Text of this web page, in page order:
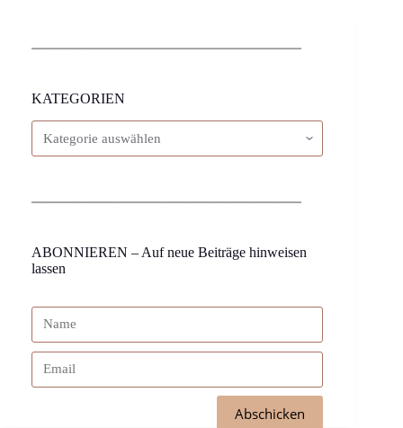
KATEGORIEN
ABONNIEREN – Auf neue Beiträge hinweisen
lassen